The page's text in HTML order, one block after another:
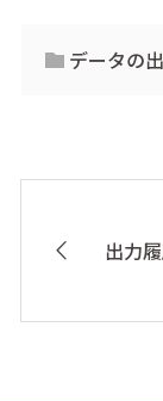
データの
出力